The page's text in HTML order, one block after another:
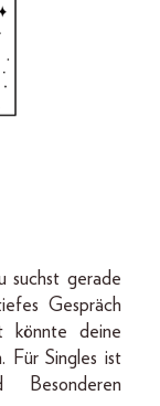
suchst gerade
Gespräch
könnte deine
Für Singles ist